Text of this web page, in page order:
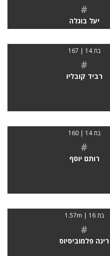
#
יעל בוגלה
בת 14 | 167
#
רביד קובליו
בת 14 | 160
#
רותם יוסף
בת 16 | 1.57m
#
רינה פלמוביסיוס